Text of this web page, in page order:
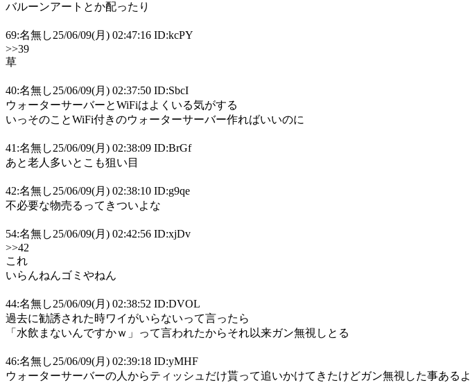
バルーンアートとか配ったり
69:名無し25/06/09(月) 02:47:16 ID:kcPY
>>39
草
40:名無し25/06/09(月) 02:37:50 ID:SbcI
ウォーターサーバーとWiFiはよくいる気がする
いっそのことWiFi付きのウォーターサーバー作ればいいのに
41:名無し25/06/09(月) 02:38:09 ID:BrGf
あと老人多いとこも狙い目
42:名無し25/06/09(月) 02:38:10 ID:g9qe
不必要な物売るってきついよな
54:名無し25/06/09(月) 02:42:56 ID:xjDv
>>42
これ
いらんねんゴミやねん
44:名無し25/06/09(月) 02:38:52 ID:DVOL
過去に勧誘された時ワイがいらないって言ったら
「水飲まないんですかｗ」って言われたからそれ以来ガン無視しとる
46:名無し25/06/09(月) 02:39:18 ID:yMHF
ウォーターサーバーの人からティッシュだけ貰って追いかけてきたけどガン無視した事あるよ